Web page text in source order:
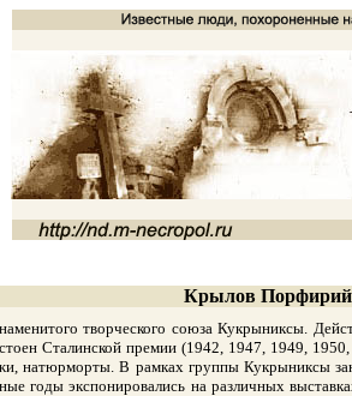
Крылов Порфирий
творческого союза Кукрыниксы.
Сталинской премии (1942, 1947, 1949,
натюрморты. В рамках группы Кукрыниксы
годы экспонировались на различных